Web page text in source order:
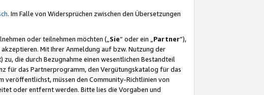
. Im Falle von Widersprüchen zwischen den Übersetzungen
oder teilnehmen möchten („Sie“ oder ein „Partner“),
akzeptieren. Mit Ihrer Anmeldung auf bzw. Nutzung der
die durch Bezugnahme einen wesentlichen Bestandteil
für das Partnerprogramm, den Vergütungskatalog für das
veröffentlichst, müssen den Community-Richtlinien von
oder entfernt werden. Bitte lies die Vorgaben und